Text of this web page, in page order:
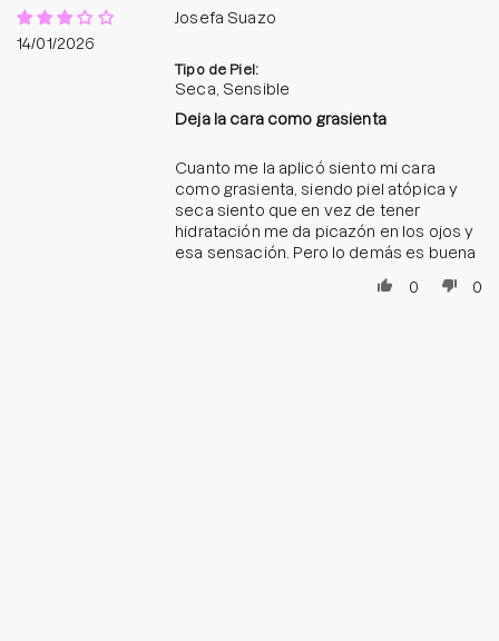
14/01/2026
Josefa Suazo
Tipo de Piel:
Seca, Sensible
Deja la cara como grasienta
Cuanto me la aplicó siento mi cara
como grasienta, siendo piel atópica y
seca siento que en vez de tener
hidratación me da picazón en los ojos y
esa sensación. Pero lo demás es buena
0
0